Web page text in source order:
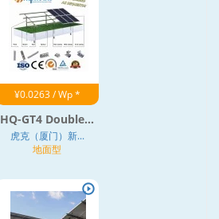
¥0.0263 / Wp *
HQ-GT4 Double...
虎克（厦门）新...
地面型